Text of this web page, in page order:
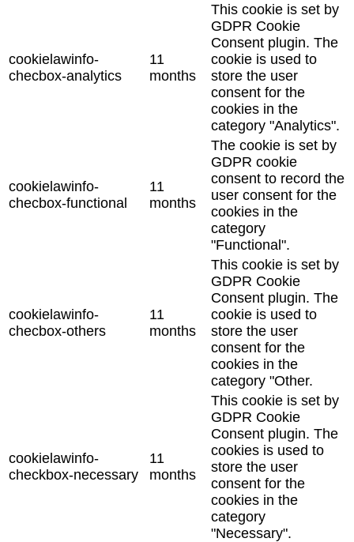
cookielawinfo-
checbox-analytics
11
months
This cookie is set by
GDPR Cookie
Consent plugin. The
cookie is used to
store the user
consent for the
cookies in the
category "Analytics".
cookielawinfo-
checbox-functional
11
months
The cookie is set by
GDPR cookie
consent to record the
user consent for the
cookies in the
category
"Functional".
cookielawinfo-
checbox-others
11
months
This cookie is set by
GDPR Cookie
Consent plugin. The
cookie is used to
store the user
consent for the
cookies in the
category "Other.
cookielawinfo-
checkbox-necessary
11
months
This cookie is set by
GDPR Cookie
Consent plugin. The
cookies is used to
store the user
consent for the
cookies in the
category
"Necessary".